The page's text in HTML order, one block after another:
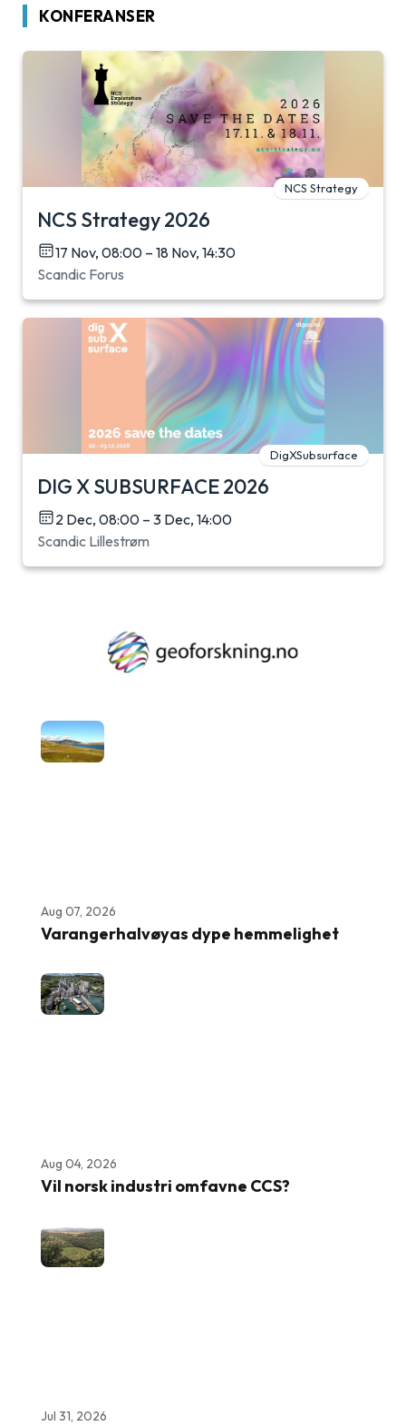
KONFERANSER
NCS Strategy
NCS Strategy 2026
17 Nov, 08:00 – 18 Nov, 14:30
Scandic Forus
DigXSubsurface
DIG X SUBSURFACE 2026
2 Dec, 08:00 – 3 Dec, 14:00
Scandic Lillestrøm
Aug 07, 2026
Varangerhalvøyas dype hemmelighet
Aug 04, 2026
Vil norsk industri omfavne CCS?
Jul 31, 2026